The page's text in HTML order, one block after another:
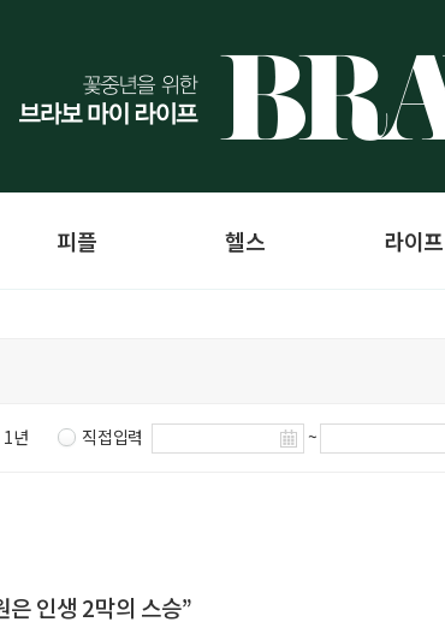
피플 헬스 라이프
1년 직접입력 ~
은 인생 2막의 스승”